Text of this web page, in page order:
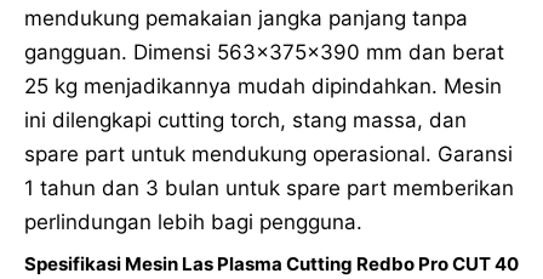
mendukung pemakaian jangka panjang tanpa
gangguan. Dimensi 563x375x390 mm dan berat
25 kg menjadikannya mudah dipindahkan. Mesin
ini dilengkapi cutting torch, stang massa, dan
spare part untuk mendukung operasional. Garansi
1 tahun dan 3 bulan untuk spare part memberikan
perlindungan lebih bagi pengguna.
Spesifikasi Mesin Las Plasma Cutting Redbo Pro CUT 40